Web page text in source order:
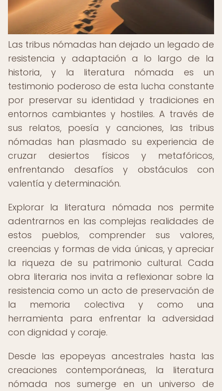
Las tribus nómadas han dejado un legado de
resistencia y adaptación a lo largo de la
historia, y la literatura nómada es un
testimonio poderoso de esta lucha constante
por preservar su identidad y tradiciones en
entornos cambiantes y hostiles. A través de
sus relatos, poesía y canciones, las tribus
nómadas han plasmado su experiencia de
cruzar desiertos físicos y metafóricos,
enfrentando desafíos y obstáculos con
valentía y determinación.
Explorar la literatura nómada nos permite
adentrarnos en las complejas realidades de
estos pueblos, comprender sus valores,
creencias y formas de vida únicas, y apreciar
la riqueza de su patrimonio cultural. Cada
obra literaria nos invita a reflexionar sobre la
resistencia como un acto de preservación de
la memoria colectiva y como una
herramienta para enfrentar la adversidad
con dignidad y coraje.
Desde las epopeyas ancestrales hasta las
creaciones contemporáneas, la literatura
nómada nos sumerge en un universo de